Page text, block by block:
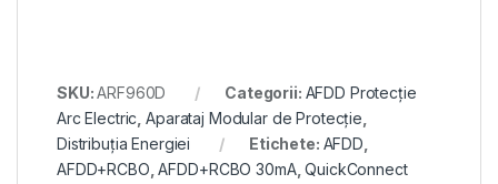
SKU:ARF960D Categorii: AFDD Protecție
Arc Electric ,Aparataj Modular de Protecție
Distribuția Energiei
Etichete: AFDD
AFDD+RCBO ,AFDD+RCBO 30mA,QuickConnect